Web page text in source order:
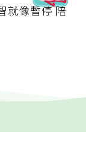
就像暫停 陪